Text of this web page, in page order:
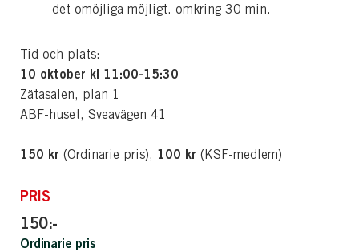
det omöjliga möjligt. omkring 30 min.
Tid och plats:
10 oktober kl 11:00-15:30
Zätasalen, plan 1
ABF-huset, Sveavägen 41
150 kr (Ordinarie pris), 100 kr (KSF-medlem)
PRIS
150:-
Ordinarie pris